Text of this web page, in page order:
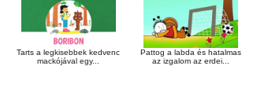
Tarts a legkisebbek kedvenc
mackójával egy...
Pattog a labda és hatalmas
az izgalom az erdei...